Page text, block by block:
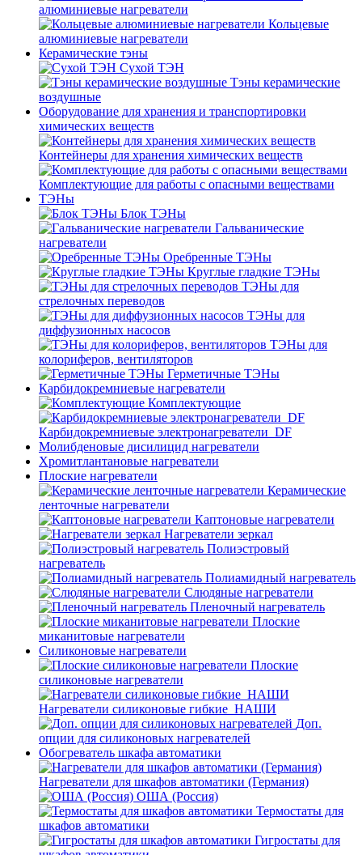
алюминиевые нагреватели
Кольцевые
алюминиевые нагреватели
Керамические тэны
Сухой ТЭН
Тэны керамические
воздушные
Оборудование для хранения и транспортировки
химических веществ
Контейнеры для хранения химических веществ
Комплектующие для работы с опасными веществами
ТЭНы
Блок ТЭНы
Гальванические
нагреватели
Оребренные ТЭНы
Круглые гладкие ТЭНы
ТЭНы для
стрелочных переводов
ТЭНы для
диффузионных насосов
ТЭНы для
колориферов, вентиляторов
Герметичные ТЭНы
Карбидокремниевые нагреватели
Комплектующие
Карбидокремниевые электронагреватели_DF
Молибденовые дисилицид нагреватели
Хромитлантановые нагреватели
Плоские нагреватели
Керамические
ленточные нагреватели
Каптоновые нагреватели
Нагреватели зеркал
Полиэстровый
нагреватель
Полиамидный нагреватель
Слюдяные нагреватели
Пленочный нагреватель
Плоские
миканитовые нагреватели
Силиконовые нагреватели
Плоские
силиконовые нагреватели
Нагреватели силиконовые гибкие_НАШИ
Доп.
опции для силиконовых нагревателей
Обогреватель шкафа автоматики
Нагреватели для шкафов автоматики (Германия)
ОША (Россия)
Термостаты для
шкафов автоматики
Гигростаты для